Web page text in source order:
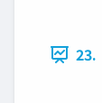
23.